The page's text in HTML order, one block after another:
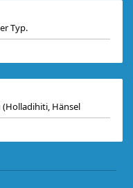
Typ.
Hänsel